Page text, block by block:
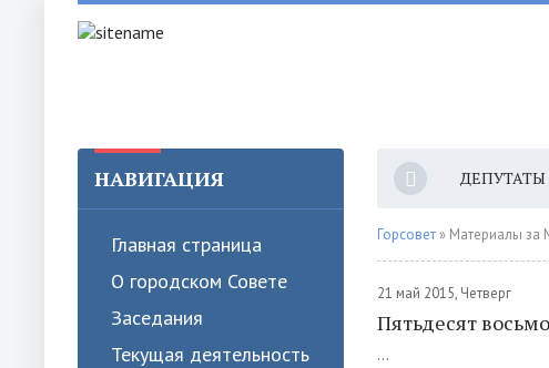
НАВИГАЦИЯ
Главная страница
О городском Совете
Заседания
Текущая деятельность
ДЕПУТАТЫ
Горсовет » Материалы за
21 май 2015, Четверг
Пятьдесят
...